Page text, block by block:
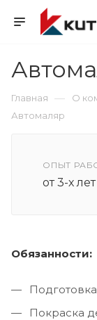
Главная — О
Автомаляр
ОПЫТ
от 3-х лет
Обязанности:
Покраска